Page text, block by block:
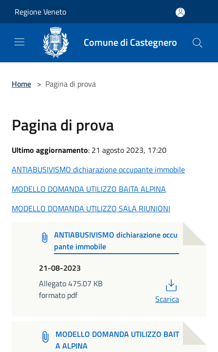
Regione Veneto
Comune di Castegnero
Home > Pagina di prova
Pagina di prova
Ultimo aggiornamento: 21 agosto 2023, 17:20
ANTIABUSIVISMO dichiarazione occupante immobile
MODELLO DOMANDA UTILIZZO BAITA ALPINA
MODELLO DOMANDA UTILIZZO SALA RIUNIONI
ANTIABUSIVISMO dichiarazione occu
pante immobile
21-08-2023
Allegato 475.07 KB
formato pdf
Scarica
MODELLO DOMANDA UTILIZZO BAIT
A ALPINA